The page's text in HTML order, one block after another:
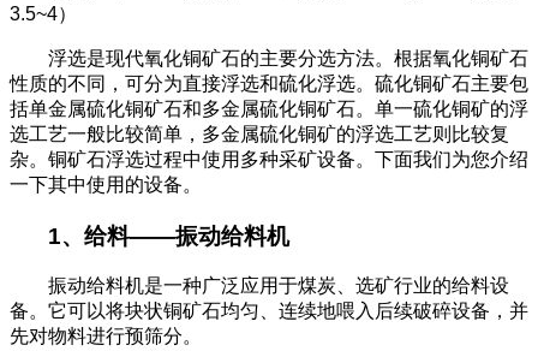
3.5~4）
浮选是现代氧化铜矿石的主要分选方法。根据氧化铜矿石
性质的不同，可分为直接浮选和硫化浮选。硫化铜矿石主要包
括单金属硫化铜矿石和多金属硫化铜矿石。单一硫化铜矿的浮
选工艺一般比较简单，多金属硫化铜矿的浮选工艺则比较复
杂。铜矿石浮选过程中使用多种采矿设备。下面我们为您介绍
一下其中使用的设备。
1、给料——振动给料机
振动给料机是一种广泛应用于煤炭、选矿行业的给料设
备。它可以将块状铜矿石均匀、连续地喂入后续破碎设备，并
先对物料进行预筛分。